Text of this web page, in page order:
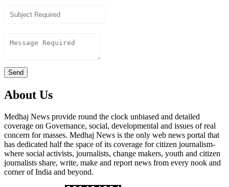
Send
About Us
Medhaj News provide round the clock unbiased and detailed
coverage on Governance, social, developmental and issues of real
concern for masses. Medhaj News is the only web news portal that
has dedicated half the space of its coverage for citizen journalism-
where social activists, journalists, change makers, youth and citizen
journalists share, write, make and report news from every nook and
corner of India and beyond.